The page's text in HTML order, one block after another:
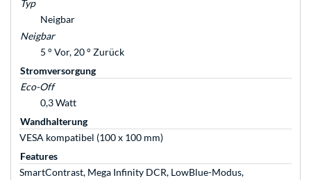
Typ
Neigbar
Neigbar
5 ° Vor, 20 ° Zurück
Stromversorgung
Eco-Off
0,3 Watt
Wandhalterung
VESA kompatibel (100 x 100 mm)
Features
SmartContrast, Mega Infinity DCR, LowBlue-Modus,